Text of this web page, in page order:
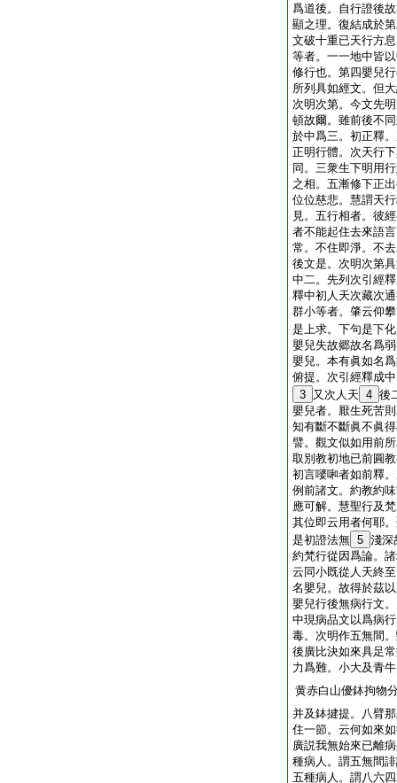
爲道後。自行證後
顯之理。復結成於
文破十重已天行方
等者。一一地中皆
修行也。第四嬰兒
所列具如經文。但
次明次第。今文先
頓故爾。雖前後不
於中爲三。初正釋
正明行體。次天行
同。三衆生下明用
之相。五漸修下正
位位慈悲。慧謂天
見。五行相者。彼
者不能起住去來語
常。不住即淨。不
後文是。次明次第
中二。先列次引經
釋中初人天次藏次
群小等者。肇云仰
是上求。下句是下
嬰兒失故郷故名爲
嬰兒。本有眞如名
俯提。次引經釋成
3 又次人天 4 後
嬰兒者。厭生死苦
知有斷不斷眞不眞
譬。觀文似如用前
取別教初地已前圓
初言嘙啝者如前釋
例前諸文。約教約
應可解。慧聖行及
其位即云用者何耶
是初證法無 5 淺深
約梵行從因爲論。
云同小既從人天終
名嬰兒。故得於茲
嬰兒行後無病行文
中現病品文以爲病
毒。次明作五無間
後廣比決如來具足
力爲難。小大及青
黄赤白山優鉢拘物
并及鉢揵提。八臂
住一節。云何如來
廣説我無始來已離
種病人。謂五無間
五種病人。謂八六